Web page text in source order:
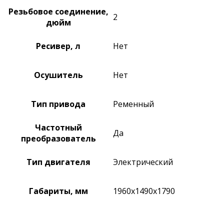
Резьбовое соединение,
дюйм
2
Ресивер, л Нет
Осушитель Нет
Тип привода Ременный
Частотный
преобразователь
Да
Тип двигателя Электрический
Габариты, мм 1960х1490х1790